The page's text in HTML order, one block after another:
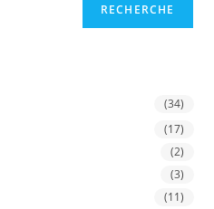
RECHERCHE
(34)
(17)
(2)
(3)
(11)